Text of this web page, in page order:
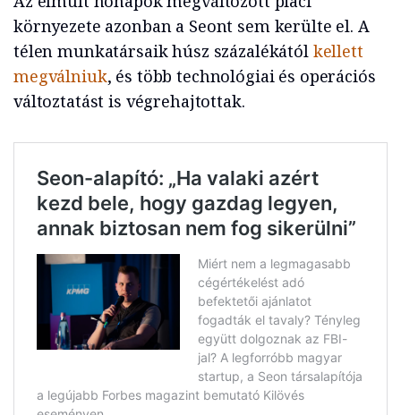
környezete azonban a Seont sem kerülte el. A
télen munkatársaik húsz százalékától kellett
megválniuk, és több technológiai és operációs
változtatást is végrehajtottak.